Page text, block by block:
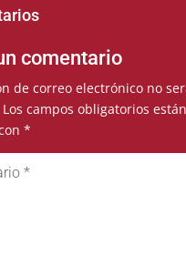
comentario
de correo electrónico no
Los campos obligatorios están
*